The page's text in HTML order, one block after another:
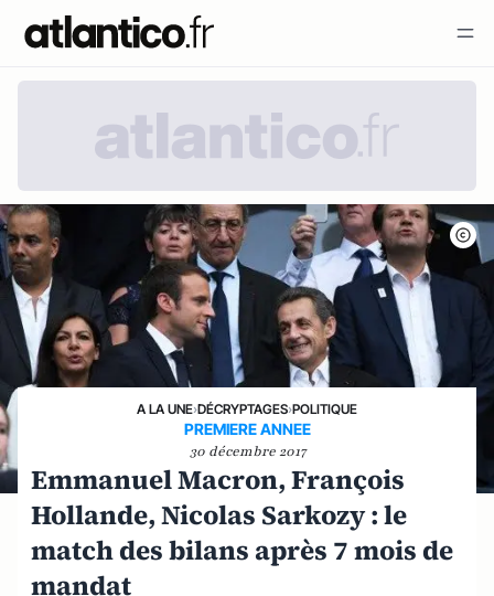
A LA UNE›DÉCRYPTAGES›POLITIQUE
PREMIERE ANNEE
30 décembre 2017
Emmanuel Macron, François
Hollande, Nicolas Sarkozy : le
match des bilans après 7 mois de
mandat